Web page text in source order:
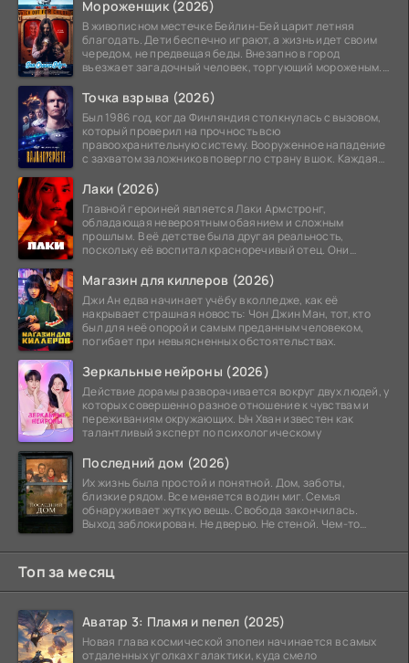
Мороженщик (2026)
В живописном местечке Бейлин-Бей царит летняя
благодать. Дети беспечно играют, а жизнь идет своим
чередом, не предвещая беды. Внезапно в город
въезжает загадочный человек, торгующий мороженым.
Точка взрыва (2026)
Был 1986 год, когда Финляндия столкнулась с вызовом,
который проверил на прочность всю
правоохранительную систему. Вооруженное нападение
с захватом заложников повергло страну в шок. Каждая
Лаки (2026)
Главной героиней является Лаки Армстронг,
обладающая невероятным обаянием и сложным
прошлым. В её детстве была другая реальность,
поскольку её воспитал красноречивый отец. Они
Магазин для киллеров (2026)
Джи Ан едва начинает учёбу в колледже, как её
накрывает страшная новость: Чон Джин Ман, тот, кто
был для неё опорой и самым преданным человеком,
погибает при невыясненных обстоятельствах.
Зеркальные нейроны (2026)
Действие дорамы разворачивается вокруг двух людей, у
которых совершенно разное отношение к чувствам и
переживаниям окружающих. Ын Хван известен как
талантливый эксперт по психологическому
Последний дом (2026)
Их жизнь была простой и понятной. Дом, заботы,
близкие рядом. Все меняется в один миг. Семья
обнаруживает жуткую вещь. Свобода закончилась.
Выход заблокирован. Не дверью. Не стеной. Чем-то
Топ за месяц
Аватар 3: Пламя и пепел (2025)
Новая глава космической эпопеи начинается в самых
отдаленных уголках галактики, куда смело